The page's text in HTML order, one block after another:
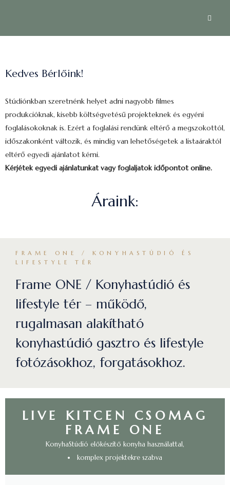
Kedves Bérlőink!
Stúdiónkban szeretnénk helyet adni nagyobb filmes
produkcióknak, kisebb költségvetésű projekteknek és egyéni
foglalásokoknak is. Ezért a foglalási rendünk eltérő a megszokottól,
időszakonként változik, és mindig van lehetőségetek a listaáraktól
eltérő egyedi ajánlatot kérni.
Kérjétek egyedi ajánlatunkat vagy foglaljatok időpontot online.
Áraink:
FRAME ONE / KONYHASTÚDIÓ ÉS
LIFESTYLE TÉR
Frame ONE / Konyhastúdió és
lifestyle tér – működő,
rugalmasan alakítható
konyhastúdió gasztro és lifestyle
fotózásokhoz, forgatásokhoz.
LIVE KITCEN CSOMAG
FRAME ONE
KonyhaStúdió előkészítő konyha használattal,
komplex projektekre szabva